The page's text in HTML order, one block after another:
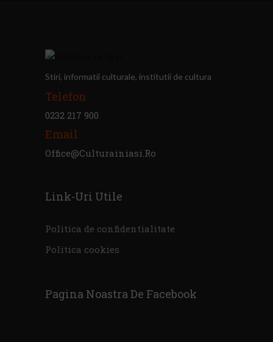
Stiri, informatii culturale, institutii de cultura
Telefon
0232 217 900
Email
Office@culturainiasi.ro
Link-Uri Utile
Politica de confidentialitate
Politica cookies
Pagina Noastra De Facebook